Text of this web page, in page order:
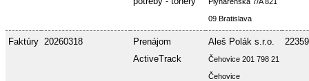
09 Bratislava
Faktúry 20260318
Prenájom
ActiveTrack
Aleš Polák s.r.o.
Čehovice 201 798 21
Čehovice